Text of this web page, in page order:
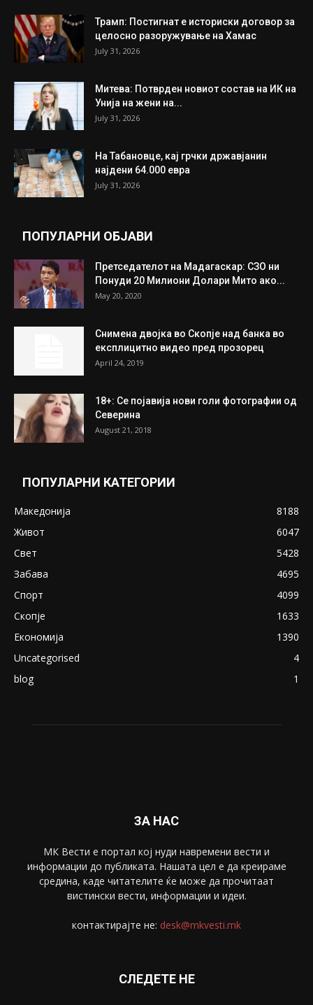
Трамп: Постигнат е историски договор за
целосно разоружување на Хамас
July 31, 2026
Митева: Потврден новиот состав на ИК на
Унија на жени на...
July 31, 2026
На Табановце, кај грчки државјанин
најдени 64.000 евра
July 31, 2026
ПОПУЛАРНИ ОБЈАВИ
Претседателот на Мадагаскар: СЗО ни
Понуди 20 Милиони Долари Мито ако...
May 20, 2020
Снимена двојка во Скопје над банка во
експлицитно видео пред прозорец
April 24, 2019
18+: Се појавија нови голи фотографии од
Северина
August 21, 2018
ПОПУЛАРНИ КАТЕГОРИИ
Македонија
8188
Живот
6047
Свет
5428
Забава
4695
Спорт
4099
Скопје
1633
Економија
1390
Uncategorised
4
blog
1
ЗА НАС
МК Вести е портал коj нуди навремени вести и
информации до публиката. Нашата цел е да креираме
средина, каде читателите ќе може да прочитаат
вистински вести, информации и идеи.
контактирајте не: desk@mkvesti.mk
СЛЕДЕТЕ НЕ